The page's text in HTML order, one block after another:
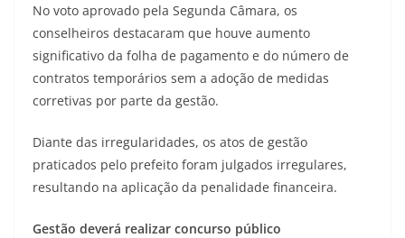
No voto aprovado pela Segunda Câmara, os
conselheiros destacaram que houve aumento
significativo da folha de pagamento e do número de
contratos temporários sem a adoção de medidas
corretivas por parte da gestão.
Diante das irregularidades, os atos de gestão
praticados pelo prefeito foram julgados irregulares,
resultando na aplicação da penalidade financeira.
Gestão deverá realizar concurso público